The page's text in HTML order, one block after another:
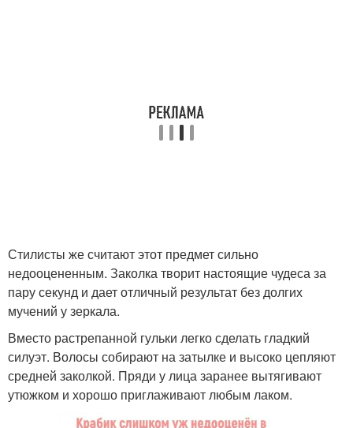
красный маникюр летний маникюр фото
модный маникюр фото как сделать маникюр
Стилисты же считают этот предмет сильно
недооцененным. Заколка творит настоящие чудеса за
пару секунд и дает отличный результат без долгих
мучений у зеркала.
Вместо растрепанной гульки легко сделать гладкий
силуэт. Волосы собирают на затылке и высоко цепляют
средней заколкой. Пряди у лица заранее вытягивают
утюжком и хорошо приглаживают любым лаком.